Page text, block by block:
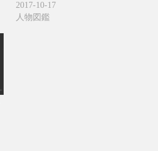
2017-10-17
人物図鑑